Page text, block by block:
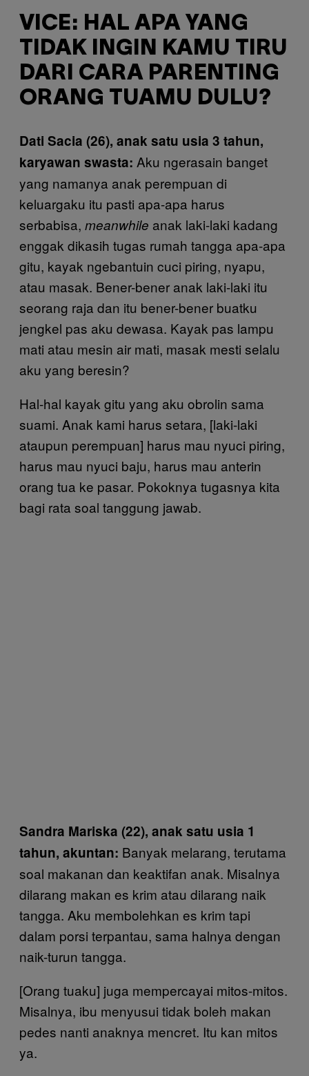
VICE: HAL APA YANG
TIDAK INGIN KAMU TIRU
DARI CARA PARENTING
ORANG TUAMU DULU?
Dati Sacia (26), anak satu usia 3 tahun,
karyawan swasta: Aku ngerasain banget
yang namanya anak perempuan di
keluargaku itu pasti apa-apa harus
serbabisa, meanwhile anak laki-laki kadang
enggak dikasih tugas rumah tangga apa-apa
gitu, kayak ngebantuin cuci piring, nyapu,
atau masak. Bener-bener anak laki-laki itu
seorang raja dan itu bener-bener buatku
jengkel pas aku dewasa. Kayak pas lampu
mati atau mesin air mati, masak mesti selalu
aku yang beresin?
Hal-hal kayak gitu yang aku obrolin sama
suami. Anak kami harus setara, [laki-laki
ataupun perempuan] harus mau nyuci piring,
harus mau nyuci baju, harus mau anterin
orang tua ke pasar. Pokoknya tugasnya kita
bagi rata soal tanggung jawab.
Sandra Mariska (22), anak satu usia 1
tahun, akuntan: Banyak melarang, terutama
soal makanan dan keaktifan anak. Misalnya
dilarang makan es krim atau dilarang naik
tangga. Aku membolehkan es krim tapi
dalam porsi terpantau, sama halnya dengan
naik-turun tangga.
[Orang tuaku] juga mempercayai mitos-mitos.
Misalnya, ibu menyusui tidak boleh makan
pedes nanti anaknya mencret. Itu kan mitos
ya.